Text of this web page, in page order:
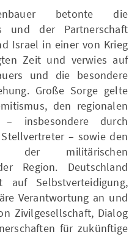
betonte die
und der Partnerschaft
Israel in einer von Krieg
Zeit und verwies auf
und die besondere
Große Sorge gelte
den regionalen
– insbesondere durch
– sowie den
der militärischen
Region. Deutschland
auf Selbstverteidigung,
Verantwortung an und
Zivilgesellschaft, Dialog
für zukünftige